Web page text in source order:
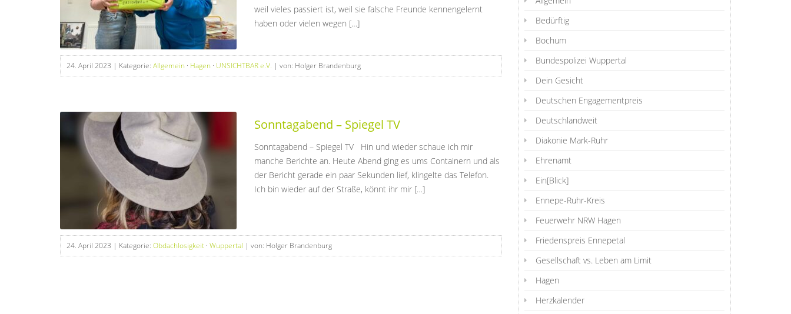
weil vieles passiert ist, weil sie falsche Freunde kennengelernt
haben oder vielen wegen […]
24. April 2023 | Kategorie: Allgemein · Hagen · UNSICHTBAR e.V. | von: Holger Brandenburg
Sonntagabend – Spiegel TV
Sonntagabend – Spiegel TV Hin und wieder schaue ich mir
manche Berichte an. Heute Abend ging es ums Containern und als
der Bericht gerade ein paar Sekunden lief, klingelte das Telefon.
Ich bin wieder auf der Straße, könnt ihr mir […]
24. April 2023 | Kategorie: Obdachlosigkeit · Wuppertal | von: Holger Brandenburg
Bedürftig
Bochum
Bundespolizei Wuppertal
Dein Gesicht
Deutschen Engagementpreis
Deutschlandweit
Diakonie Mark-Ruhr
Ehrenamt
Ein[Blick]
Ennepe-Ruhr-Kreis
Feuerwehr NRW Hagen
Friedenspreis Ennepetal
Gesellschaft vs. Leben am Limit
Hagen
Herzkalender